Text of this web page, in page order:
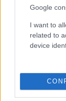
Google
I want to
related to
device